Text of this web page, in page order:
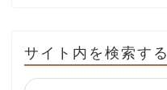
サイト内を検索する